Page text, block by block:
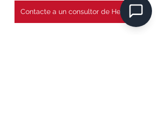
Contacte a un consultor de Heritage